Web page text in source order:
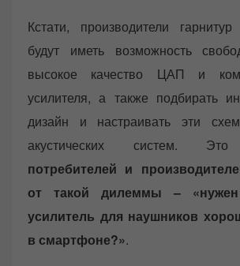
Кстати, производители
будут иметь возможность
высокое качество ЦАП и
усилителя, а также подбирать
дизайн и настраивать эти
акустических систем.
потребителей и
от такой дилеммы –
усилитель для наушников
в смартфоне?».